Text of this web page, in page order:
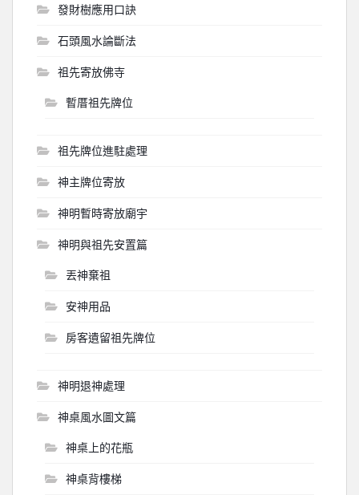
發財樹應用口訣
石頭風水論斷法
祖先寄放佛寺
暫厝祖先牌位
祖先牌位進駐處理
神主牌位寄放
神明暫時寄放廟宇
神明與祖先安置篇
丟神棄祖
安神用品
房客遺留祖先牌位
神明退神處理
神桌風水圖文篇
神桌上的花瓶
神桌背樓梯